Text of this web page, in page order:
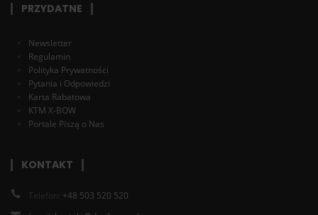
PRZYDATNE
Newsletter
Regulamin
Polityka Prywatności
Pytania i Odpowiedzi
Karta Rabatowa
KTM X-BOW
Portale Piszą o Nas
KONTAKT
Telefon: +48 503 520 520